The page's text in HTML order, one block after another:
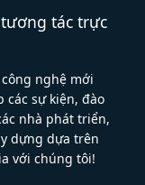
tác trực
nghệ mới
các sự kiện, đào
nhà phát triển,
dựng dựa trên
với chúng tôi!